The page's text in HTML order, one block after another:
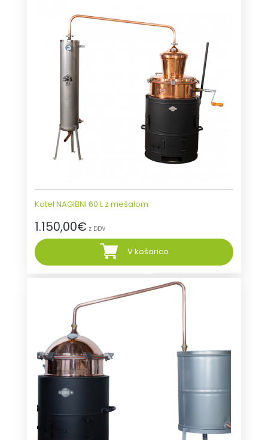
Kotel NAGIBNI 60 L z mešalom
1.150,00€ z DDV
V košarico